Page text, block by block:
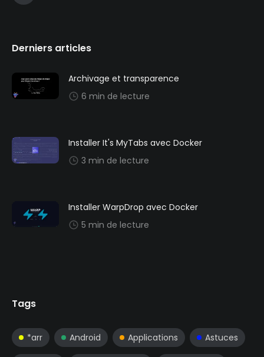
Derniers articles
Archivage et transparence
6 min de lecture
Installer It's MyTabs avec Docker
3 min de lecture
Installer WarpDrop avec Docker
5 min de lecture
Tags
*arr Android Applications Astuces